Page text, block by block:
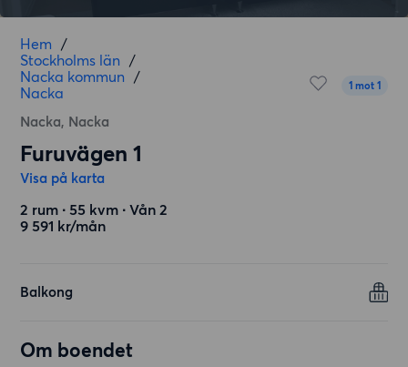
Hem /
Stockholms län /
Nacka kommun /
Nacka
Nacka, Nacka
1 mot 1
Furuvägen 1
Visa på karta
2 rum ∙ 55 kvm ∙ Vån 2
9 591 kr/mån
Balkong
Om boendet